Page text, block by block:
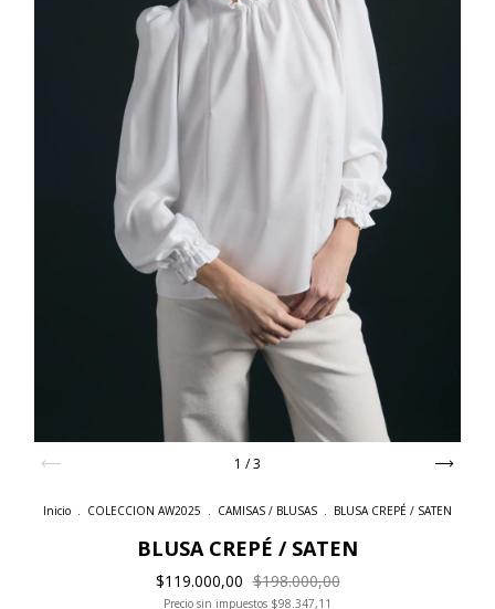
1 /3
Inicio . COLECCION AW2025 . CAMISAS / BLUSAS . BLUSA CREPÉ / SATEN
BLUSA CREPÉ / SATEN
$119.000,00 $198.000,00
Precio sin impuestos $98.347,11